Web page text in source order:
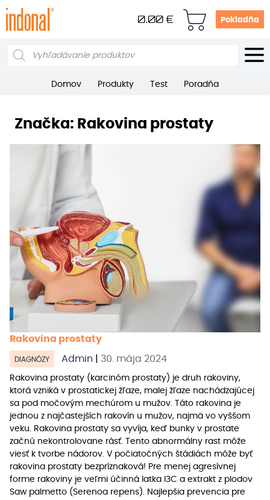
0.00 € Pokladňa
Products
Domov Produkty Test Poradňa
Značka: Rakovina prostaty
Rakovina prostaty
DIAGNÓZY Admin 30. mája 2024
Rakovina prostaty (karcinóm prostaty) je druh rakoviny,
ktorá vzniká v prostatickej žľaze, malej žľaze nachádzajúcej
sa pod močovým mechúrom u mužov. Táto rakovina je
jednou z najčastejších rakovín u mužov, najmä vo vyššom
veku. Rakovina prostaty sa vyvíja, keď bunky v prostate
začnú nekontrolovane rásť. Tento abnormálny rast môže
viesť k tvorbe nádorov. V počiatočných štádiách môže byť
rakovina prostaty bezpríznaková! Pre menej agresívnej
forme rakoviny je veľmi účinná latka I3C a extrakt z plodov
Saw palmetto (Serenoa repens). Najlepšia prevencia pre